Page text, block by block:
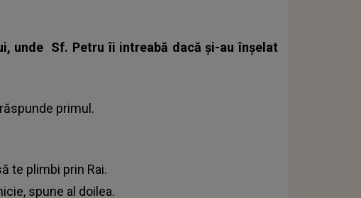
unde Sf. Petru îi intreabă dacă și-au înșelat
primul.
te plimbi prin Rai.
spune al doilea.